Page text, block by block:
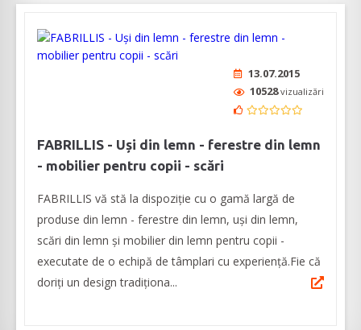
13.07.2015
10528vizualizări
FABRILLIS - Uși din lemn - ferestre din lemn
- mobilier pentru copii - scări
FABRILLIS vă stă la dispoziție cu o gamă largă de
produse din lemn - ferestre din lemn, uși din lemn,
scări din lemn și mobilier din lemn pentru copii -
executate de o echipă de tâmplari cu experiență.Fie că
doriți un design tradiționa...